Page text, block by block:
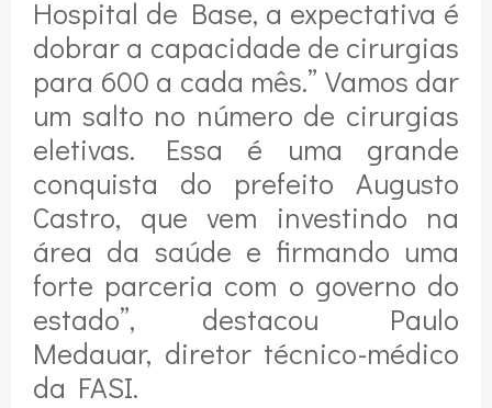
Hospital de Base, a expectativa é
dobrar a capacidade de cirurgias
para 600 a cada mês.” Vamos dar
um salto no número de cirurgias
eletivas. Essa é uma grande
conquista do prefeito Augusto
Castro, que vem investindo na
área da saúde e firmando uma
forte parceria com o governo do
estado”, destacou Paulo
Medauar, diretor técnico-médico
da FASI.